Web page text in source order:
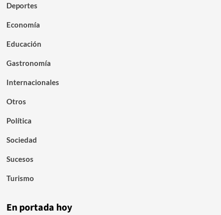
Deportes
Economía
Educación
Gastronomía
Internacionales
Otros
Política
Sociedad
Sucesos
Turismo
En portada hoy